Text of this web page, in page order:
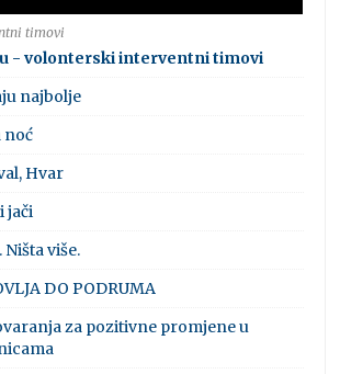
timovi
- volonterski interventni timovi
najbolje
noć
Hvar
jači
više.
DO PODRUMA
za pozitivne promjene u